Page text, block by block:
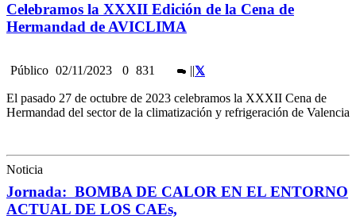
Celebramos la XXXII Edición de la Cena de
Hermandad de AVICLIMA
Público 02/11/2023 0 831 ||
El pasado 27 de octubre de 2023 celebramos la XXXII Cena de
Hermandad del sector de la climatización y refrigeración de Valencia
Noticia
Jornada: BOMBA DE CALOR EN EL ENTORNO
ACTUAL DE LOS CAEs,